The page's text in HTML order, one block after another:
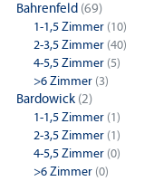
Bahrenfeld (69)
1-1,5 Zimmer (10)
2-3,5 Zimmer (40)
4-5,5 Zimmer (5)
>6 Zimmer (3)
Bardowick (2)
1-1,5 Zimmer (1)
2-3,5 Zimmer (1)
4-5,5 Zimmer (0)
>6 Zimmer (0)